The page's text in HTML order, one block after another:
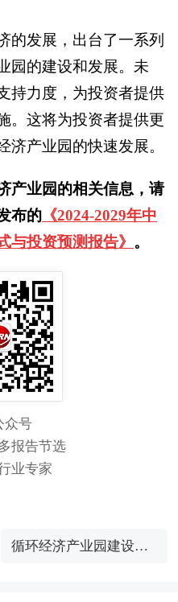
的发展，出台了一系列
园的建设和发展。未
持力度，为投资者提供
。这将为投资者提供更
济产业园的快速发展。
产业园的相关信息，请
布的 《2024-2029年中
与投资预测报告》 。
众号
报告节选
业专家
循环经济产业园建设模